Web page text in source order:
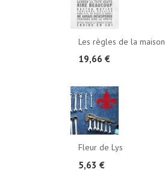
Les règles de la maison
19,66 €
Fleur de Lys
5,63 €